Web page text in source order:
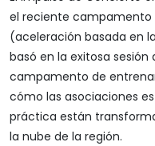
el reciente campamento
(aceleración basada en
basó en la exitosa sesión
campamento de
cómo las asociaciones
práctica están
la nube de la región.